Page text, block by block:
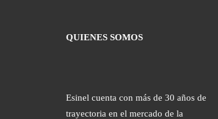
QUIENES SOMOS
Esinel cuenta con más de 30 años de
trayectoria en el mercado de la